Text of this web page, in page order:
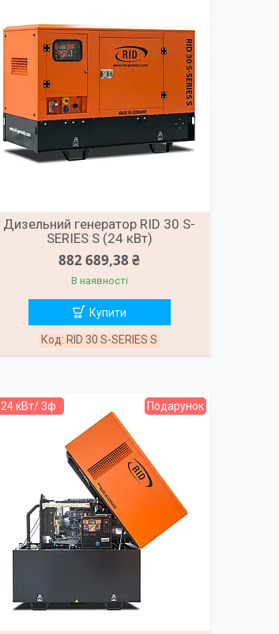
Дизельний генератор RID 30 S-
SERIES S (24 кВт)
882 689,38 ₴
В наявності
Купити
RID 30 S-SERIES S
24 кВт/ 3ф Подарунок